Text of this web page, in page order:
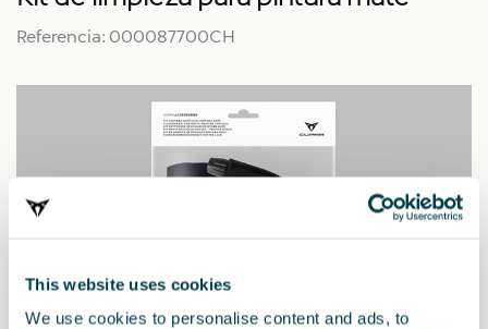
This website uses cookies
We use cookies to personalise content and ads, to
Referencia: 000087700CH